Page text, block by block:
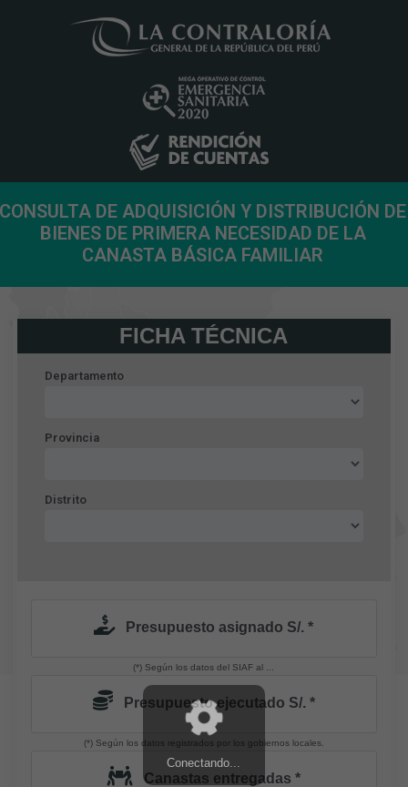
CONSULTA DE ADQUISICIÓN Y DISTRIBUCIÓN DE
BIENES DE PRIMERA NECESIDAD DE LA
CANASTA BÁSICA FAMILIAR
FICHA TÉCNICA
Departamento
Provincia
Distrito
Presupuesto asignado S/. *
(*) Según los datos del SIAF al ...
Presupuesto ejecutado S/. *
(*) Según los datos registrados por los gobiernos locales.
Canastas entregadas *
Conectando...